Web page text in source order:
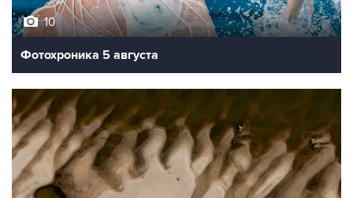
10
Фотохроника 5 августа